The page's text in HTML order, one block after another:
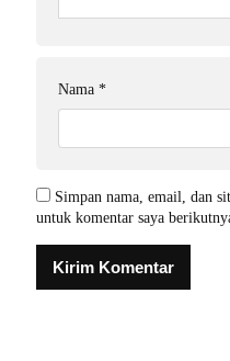
Nama *
Simpan nama, email, dan
untuk komentar saya